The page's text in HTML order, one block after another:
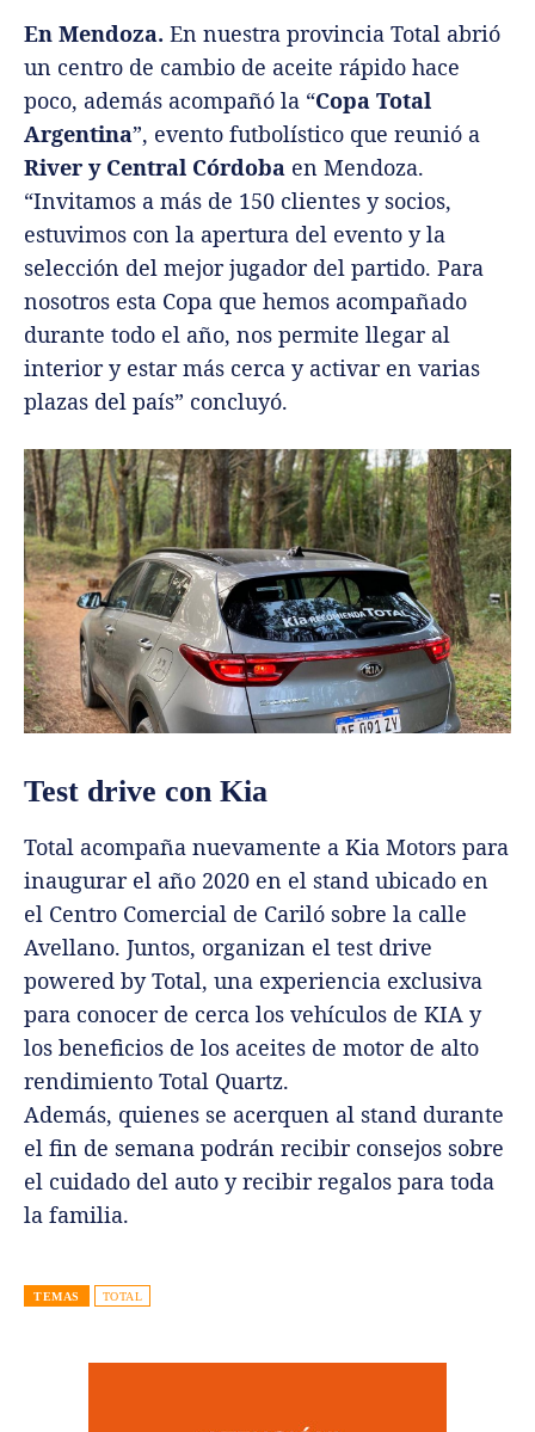
En Mendoza. En nuestra provincia Total abrió
un centro de cambio de aceite rápido hace
poco, además acompañó la “Copa Total
Argentina”, evento futbolístico que reunió a
River y Central Córdoba en Mendoza.
“Invitamos a más de 150 clientes y socios,
estuvimos con la apertura del evento y la
selección del mejor jugador del partido. Para
nosotros esta Copa que hemos acompañado
durante todo el año, nos permite llegar al
interior y estar más cerca y activar en varias
plazas del país” concluyó.
Test drive con Kia
Total acompaña nuevamente a Kia Motors para
inaugurar el año 2020 en el stand ubicado en
el Centro Comercial de Cariló sobre la calle
Avellano. Juntos, organizan el test drive
powered by Total, una experiencia exclusiva
para conocer de cerca los vehículos de KIA y
los beneficios de los aceites de motor de alto
rendimiento Total Quartz.
Además, quienes se acerquen al stand durante
el fin de semana podrán recibir consejos sobre
el cuidado del auto y recibir regalos para toda
la familia.
TEMAS TOTAL